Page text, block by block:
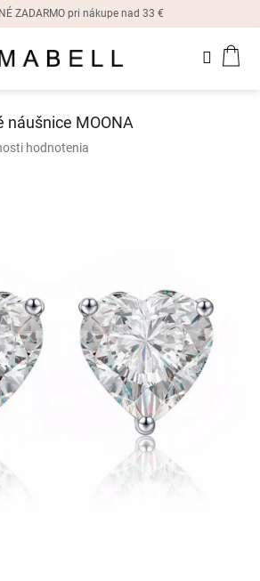
ZADARMO pri nákupe nad 33 €
náušnice MOONA
hodnotenia